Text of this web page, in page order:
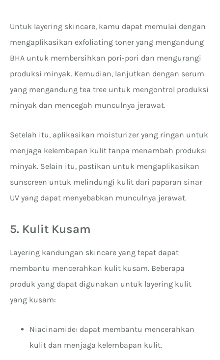
Untuk layering skincare, kamu dapat memulai dengan
mengaplikasikan exfoliating toner yang mengandung
BHA untuk membersihkan pori-pori dan mengurangi
produksi minyak. Kemudian, lanjutkan dengan serum
yang mengandung tea tree untuk mengontrol produksi
minyak dan mencegah munculnya jerawat.
Setelah itu, aplikasikan moisturizer yang ringan untuk
menjaga kelembapan kulit tanpa menambah produksi
minyak. Selain itu, pastikan untuk mengaplikasikan
sunscreen untuk melindungi kulit dari paparan sinar
UV yang dapat menyebabkan munculnya jerawat.
5. Kulit Kusam
Layering kandungan skincare yang tepat dapat
membantu mencerahkan kulit kusam. Beberapa
produk yang dapat digunakan untuk layering kulit
yang kusam:
Niacinamide: dapat membantu mencerahkan
kulit dan menjaga kelembapan kulit.